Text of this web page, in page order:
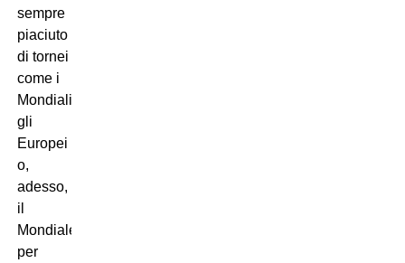
sempre
piaciuto
di tornei
come i
Mondiali,
gli
Europei
o,
adesso,
il
Mondiale
per